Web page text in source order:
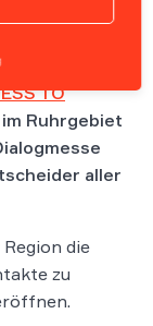
TO
Ruhrgebiet
aller
die
zu